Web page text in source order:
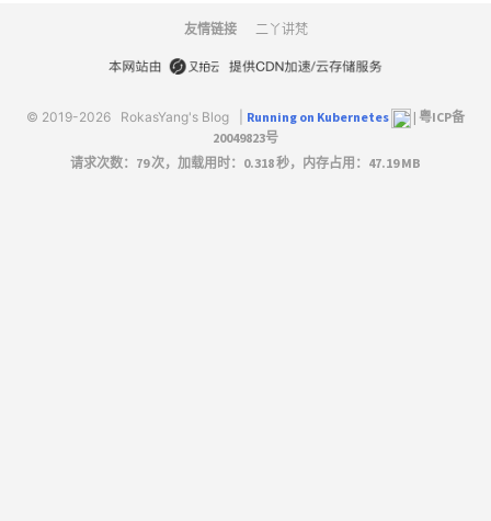
友情链接 二丫讲梵
© 2019-2026 RokasYang's Blog Running on Kubernetes | 粤ICP备
20049823号
请求次数：79 次，加载用时：0.318 秒，内存占用：47.19 MB